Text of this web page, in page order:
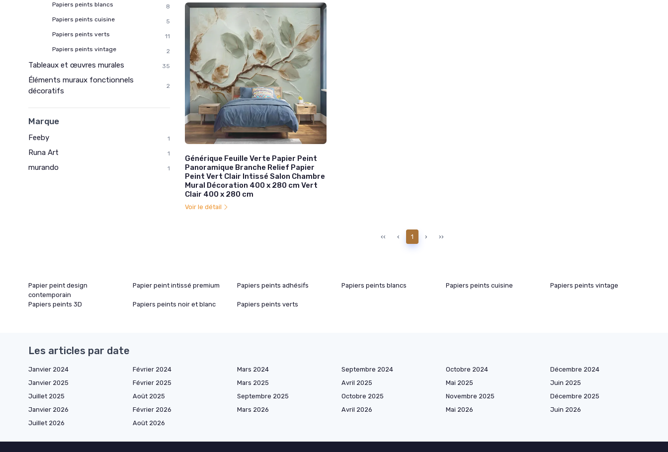
Papiers peints blancs
8
Papiers peints cuisine
5
Papiers peints verts
11
Papiers peints vintage
2
Tableaux et œuvres murales 35
Éléments muraux fonctionnels
décoratifs
2
Marque
Feeby 1
Runa Art 1
murando 1
Générique Feuille Verte Papier Peint
Panoramique Branche Relief Papier
Peint Vert Clair Intissé Salon Chambre
Mural Décoration 400 x 280 cm Vert
Clair 400 x 280 cm
Voir le détail
‹‹ ‹ 1 › ››
Papier peint design
contemporain
Papier peint intissé premium Papiers peints adhésifs Papiers peints blancs Papiers peints cuisine Papiers peints vintage
Papiers peints 3D Papiers peints noir et blanc Papiers peints verts
Les articles par date
Janvier 2024 Février 2024 Mars 2024 Septembre 2024 Octobre 2024
Décembre 2024
Janvier 2025
Février 2025 Mars 2025 Avril 2025 Mai 2025
Juin 2025
Juillet 2025
Août 2025 Septembre 2025 Octobre 2025 Novembre 2025
Décembre 2025
Janvier 2026
Février 2026 Mars 2026 Avril 2026 Mai 2026
Juin 2026
Juillet 2026
Août 2026